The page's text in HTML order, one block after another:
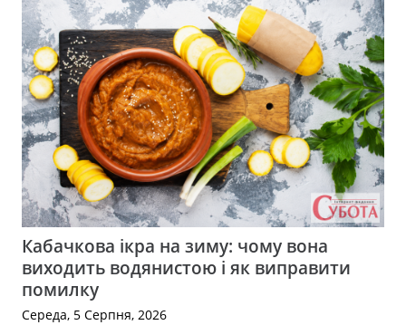
Кабачкова ікра на зиму: чому вона
виходить водянистою і як виправити
помилку
Середа, 5 Серпня, 2026